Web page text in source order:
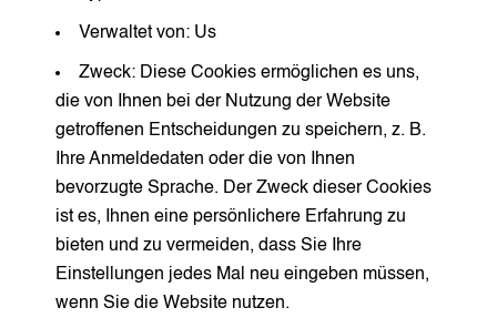
Verwaltet von: Us
Zweck: Diese Cookies ermöglichen es uns,
die von Ihnen bei der Nutzung der Website
getroffenen Entscheidungen zu speichern, z. B.
Ihre Anmeldedaten oder die von Ihnen
bevorzugte Sprache. Der Zweck dieser Cookies
ist es, Ihnen eine persönlichere Erfahrung zu
bieten und zu vermeiden, dass Sie Ihre
Einstellungen jedes Mal neu eingeben müssen,
wenn Sie die Website nutzen.